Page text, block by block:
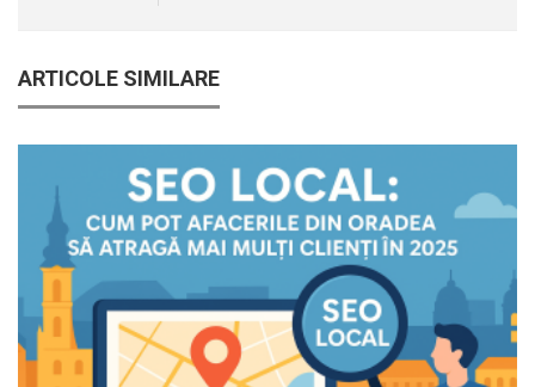
ARTICOLE SIMILARE